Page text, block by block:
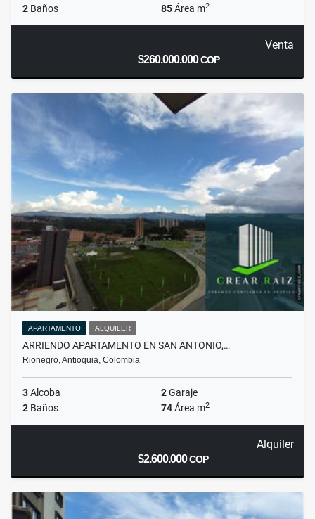
2 Baños 85Área m2
Venta
$260.000.000COP
APARTAMENTO ALQUILER
ARRIENDO APARTAMENTO EN SAN ANTONIO,…
Rionegro, Antioquia, Colombia
3Alcoba 2Garaje
2 Baños 74Área m2
Alquiler
$2.600.000COP